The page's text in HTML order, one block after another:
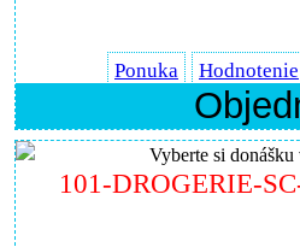
Ponuka Hodnotenie
Vyberte si
101-DROGERIE-